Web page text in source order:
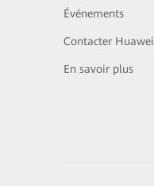
Événements
Contacter Huawei
En savoir plus